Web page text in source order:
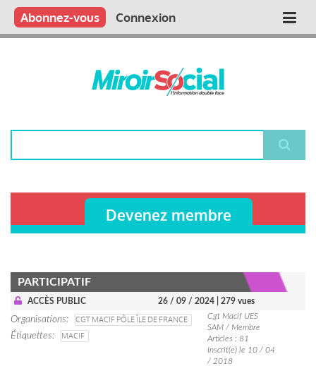
Aller
contenu
Main
Qui sommes nous ?
Vous publiez
Nous publions
Contactez-nous
Abonnez-vous Connexion
Devenez membre
PARTICIPATIF
ACCÈS PUBLIC 26 / 09 / 2024 | 279 vues
Organisations
CGT MACIF PÔLE ÎLE DE FRANCE
Étiquettes
MACIF
Cgt Macif UES
SAM / Membre
Articles : 81
Inscrit(e) le 10 / 04
/ 2018